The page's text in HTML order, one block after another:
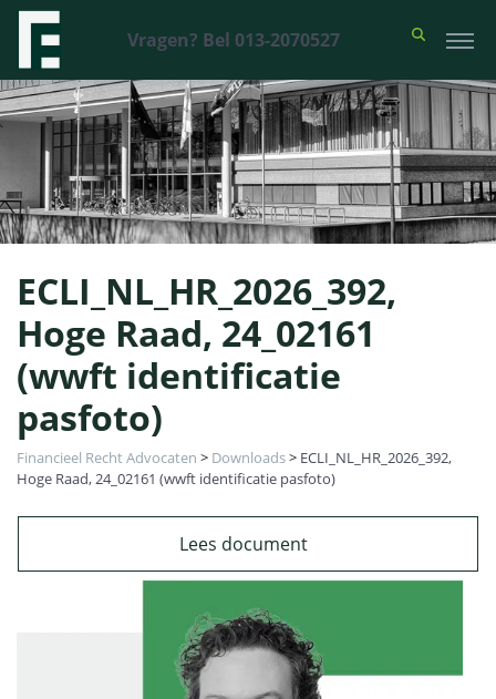
Vragen? Bel 013-2070527
ECLI_NL_HR_2026_392,
Hoge Raad, 24_02161
(wwft identificatie
pasfoto)
Financieel Recht Advocaten > Downloads> ECLI_NL_HR_2026_392,
Hoge Raad, 24_02161 (wwft identificatie pasfoto)
Lees document